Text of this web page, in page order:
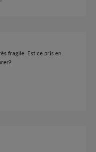
fragile. Est ce pris en